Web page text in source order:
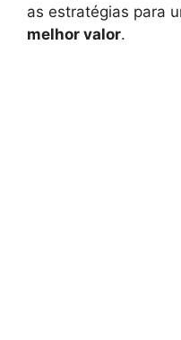
as estratégias para
melhor valor.